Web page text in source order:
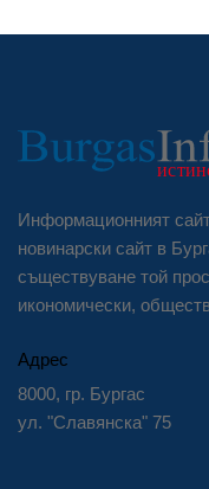
Информационният
новинарски сайт в
съществуване той
икономически,
Адрес
8000, гр. Бургас
ул. "Славянска" 75